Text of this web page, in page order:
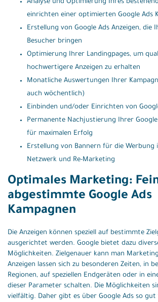
Analyse und Optimierung Ihres
einrichten einer optimierten Google Ads
Erstellung von Google Ads Anzeigen, die
Besucher bringen
Optimierung Ihrer Landingpages, um
hochwertigere Anzeigen zu erhalten
Monatliche Auswertungen Ihrer
auch wöchentlich)
Einbinden und/oder Einrichten von
Permanente Nachjustierung Ihrer Google
für maximalen Erfolg
Erstellung von Bannern für die Werbung
Netzwerk und Re-Marketing
Optimales Marketing:
abgestimmte Google Ads
Kampagnen
Die Anzeigen können speziell auf bestimmte
ausgerichtet werden. Google bietet dazu
Möglichkeiten. Zielgenauer kann man
Anzeigen lassen sich zu besonderen Zeiten, in
Regionen, auf speziellen Endgeräten oder in
dieser Parameter schalten. Die Möglichkeiten
vielfältig. Daher gibt es über Google Ads so gut